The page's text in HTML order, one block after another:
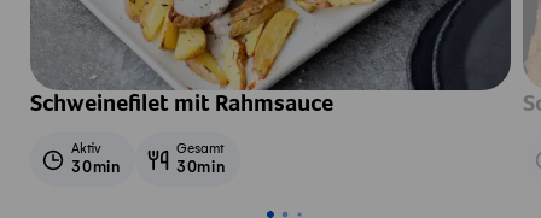
Schweinefilet mit Rahmsauce
Aktiv
30min
Gesamt
30min